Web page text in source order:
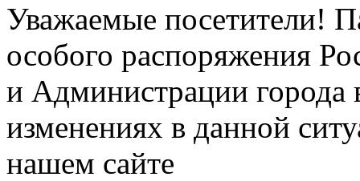
Уважаемые посетители!
особого распоряжения
и Администрации города
изменениях в данной
нашем сайте